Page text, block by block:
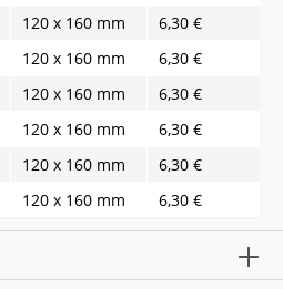
120 x 160 mm
6,30 €
120 x 160 mm
6,30 €
120 x 160 mm
6,30 €
120 x 160 mm
6,30 €
120 x 160 mm
6,30 €
120 x 160 mm 6,30 €